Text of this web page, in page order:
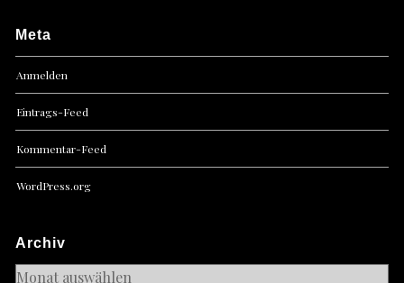
Meta
Anmelden
Eintrags-Feed
Kommentar-Feed
WordPress.org
Archiv
Archiv